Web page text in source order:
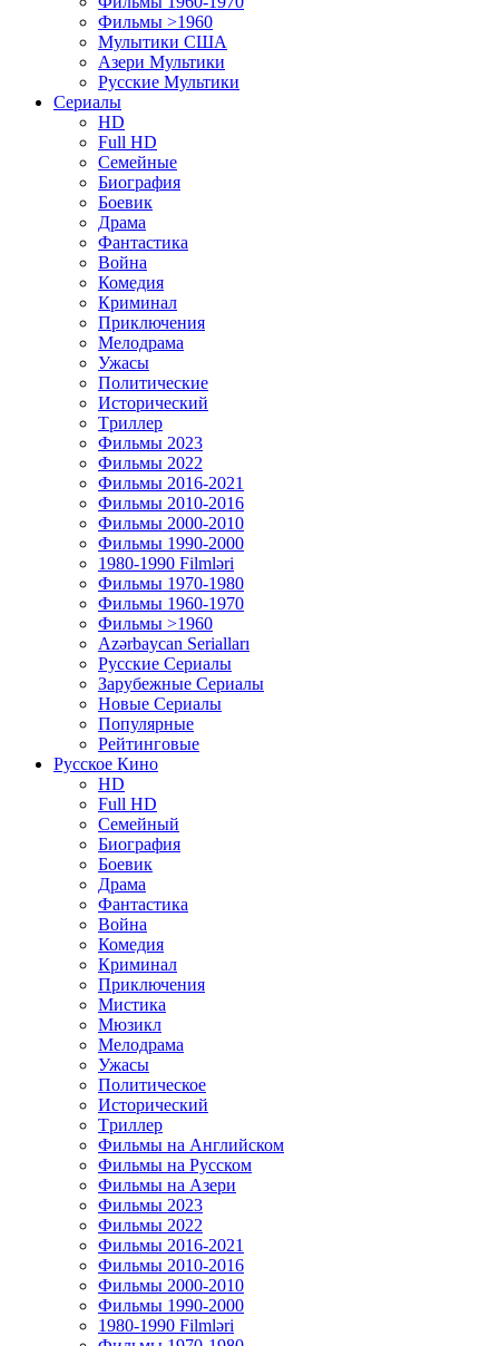
Фильмы >1960
Мулытики США
Азери Мультики
Русские Мультики
Сериалы
HD
Full HD
Семейные
Биография
Боевик
Драма
Фантастика
Война
Комедия
Криминал
Приключения
Мелодрама
Ужасы
Политические
Исторический
Tриллер
Фильмы 2023
Фильмы 2022
Фильмы 2016-2021
Фильмы 2010-2016
Фильмы 2000-2010
Фильмы 1990-2000
1980-1990 Filmləri
Фильмы 1970-1980
Фильмы 1960-1970
Фильмы >1960
Azərbaycan Serialları
Русские Сериалы
Зарубежные Сериалы
Новые Сериалы
Популярные
Рейтинговые
Русское Кино
HD
Full HD
Семейный
Биография
Боевик
Драма
Фантастика
Война
Комедия
Криминал
Приключения
Мистика
Мюзикл
Мелодрама
Ужасы
Политическое
Исторический
Tриллер
Фильмы на Английском
Фильмы на Русском
Фильмы на Азери
Фильмы 2023
Фильмы 2022
Фильмы 2016-2021
Фильмы 2010-2016
Фильмы 2000-2010
Фильмы 1990-2000
1980-1990 Filmləri